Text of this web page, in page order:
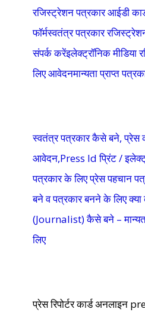
रजिस्ट्रेशन पत्रकार आईडी
फॉर्मस्वतंत्र पत्रकार
संपर्क करेंइलेक्ट्रॉनिक मीडिया
लिए आवेदनमान्यता प्राप्त
स्वतंत्र पत्रकार कैसे बने, प्रेस
आवेदन,Press Id प्रिंट /
पत्रकार के लिए प्रेस पहचान
बने व पत्रकार बनने के लिए
(Journalist) कैसे बने –
लिए
प्रेस रिपोर्टर कार्ड अनलाइन